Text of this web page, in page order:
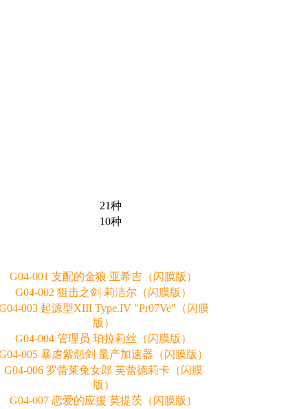
21种
10种
G04-001 支配的金狼 亚希吉（闪膜版）
G04-002 狙击之剑 莉洁尔（闪膜版）
003 起源型XIII Type.IV "Pr07Ve"（闪膜
版）
G04-004 管理员 珀拉莉丝（闪膜版）
005 暴虐紫怨剑 量产加速器（闪膜版）
G04-006 罗蕾莱兔女郎 芙蕾德莉卡（闪膜
版）
G04-007 恋爱的应援 莫提茨（闪膜版）